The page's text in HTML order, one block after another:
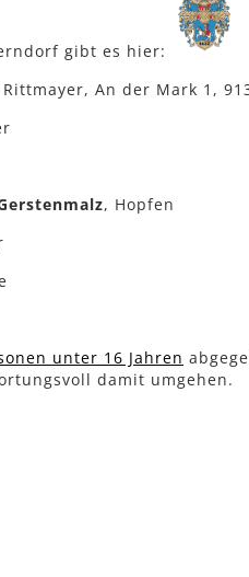
gibt es hier:
An der Mark 1,
, Hopfen
unter 16 Jahren
damit umgehen.